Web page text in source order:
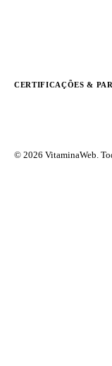
CERTIFICAÇÕES &
© 2026 VitaminaWeb.